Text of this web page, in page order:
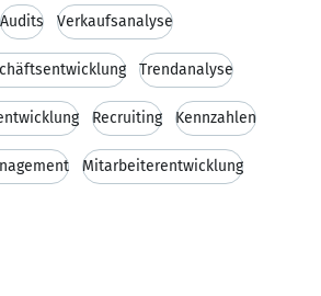
Audits Verkaufsanalyse
Trendanalyse
Recruiting Kennzahlen
Mitarbeiterentwicklung